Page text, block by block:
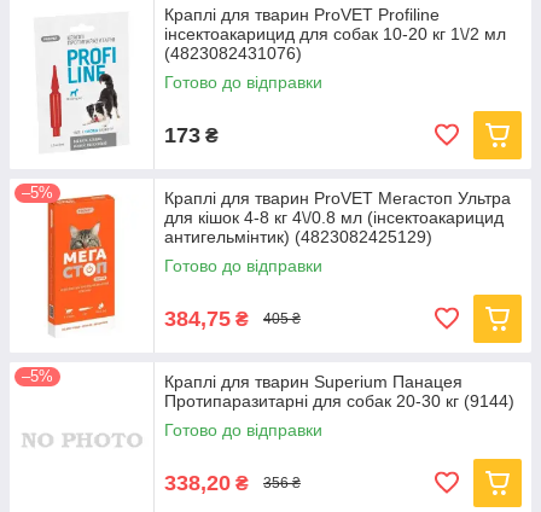
Краплі для тварин ProVET Profiline
інсектоакарицид для собак 10-20 кг 1\/2 мл
(4823082431076)
Готово до відправки
173 ₴
–5%
Краплі для тварин ProVET Мегастоп Ультра
для кішок 4-8 кг 4\/0.8 мл (інсектоакарицид
антигельмінтик) (4823082425129)
Готово до відправки
384,75 ₴ 405 ₴
–5%
Краплі для тварин Superium Панацея
Протипаразитарні для собак 20-30 кг (9144)
Готово до відправки
338,20 ₴ 356 ₴